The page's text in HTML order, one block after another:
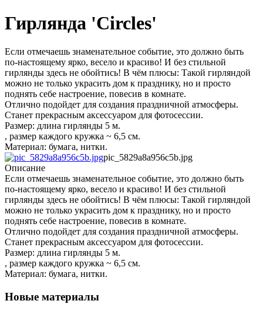
Гирлянда 'Circles'
Если отмечаешь знаменательное событие, это должно быть
по-настоящему ярко, весело и красиво! И без стильной
гирлянды здесь не обойтись! В чём плюсы: Такой гирляндой
можно не только украсить дом к празднику, но и просто
поднять себе настроение, повесив в комнате.
Отлично подойдет для создания праздничной атмосферы.
Станет прекрасным аксессуаром для фотосессии.
Размер: длина гирлянды 5 м.
, размер каждого кружка ~ 6,5 см.
Материал: бумага, нитки.
pic_5829a8a956c5b.jpg
Описание
Если отмечаешь знаменательное событие, это должно быть
по-настоящему ярко, весело и красиво! И без стильной
гирлянды здесь не обойтись! В чём плюсы: Такой гирляндой
можно не только украсить дом к празднику, но и просто
поднять себе настроение, повесив в комнате.
Отлично подойдет для создания праздничной атмосферы.
Станет прекрасным аксессуаром для фотосессии.
Размер: длина гирлянды 5 м.
, размер каждого кружка ~ 6,5 см.
Материал: бумага, нитки.
Новые материалы